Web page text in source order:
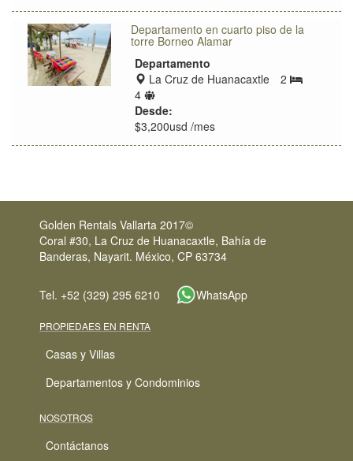
Departamento en cuarto piso de la
torre Borneo Alamar
Departamento
Zona
de
ubicación
La Cruz de Huanacaxtle 2 Bedrooms
4
Límite
de
huéspedes
Desde:
$3,200usd /mes
Golden Rentals Vallarta 2017©
Coral #30, La Cruz de Huanacaxtle, Bahía de
Banderas, Nayarit. México, CP 63734
Tel. +52 (329) 295 6210 WhatsApp
PROPIEDAES EN RENTA
Casas y Villas
Departamentos y Condominios
NOSOTROS
Contáctanos